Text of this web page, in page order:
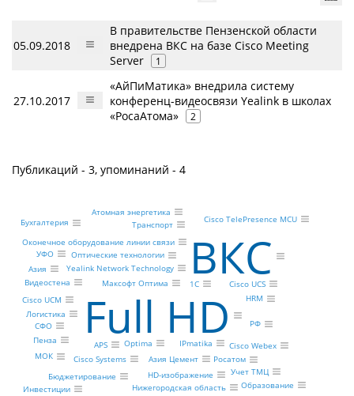
05.09.2018
В правительстве Пензенской области
внедрена ВКС на базе Cisco Meeting
Server
1
27.10.2017
«АйПиМатика» внедрила систему
конференц-видеосвязи Yealink в школах
«РосаАтома»
2
Публикаций - 3, упоминаний - 4
Full HD
ВКС
Максофт Оптима
Optima IPmatika
Yealink Network Technology
1С
Cisco Systems Азия Цемент Росатом
Оптические технологии
Бюджетирование
APS
HD-изображение Учет ТМЦ
Оконечное оборудование линии связи
Видеостена
Cisco Webex
Cisco UCS
Cisco UCM
Cisco TelePresence MCU
УФО
СФО
Азия
РФ
Нижегородская область
Пенза
Логистика
Инвестиции Образование
Транспорт
Атомная энергетика
HRM
Бухгалтерия
МОК